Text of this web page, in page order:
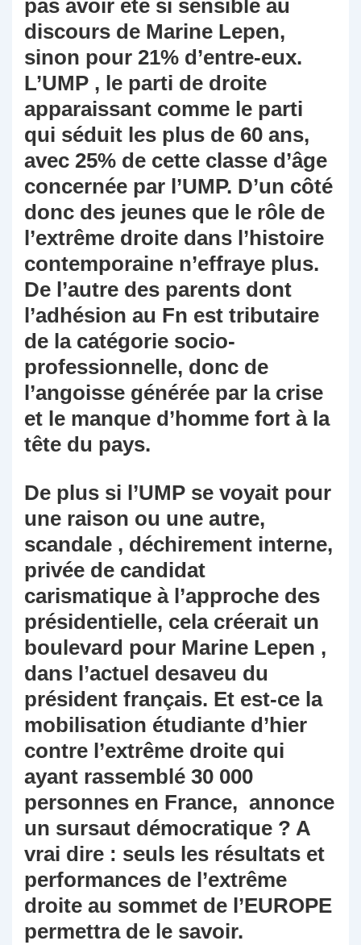
pas avoir été si sensible au
discours de Marine Lepen,
sinon pour 21% d’entre-eux.
L’UMP , le parti de droite
apparaissant comme le parti
qui séduit les plus de 60 ans,
avec 25% de cette classe d’âge
concernée par l’UMP. D’un côté
donc des jeunes que le rôle de
l’extrême droite dans l’histoire
contemporaine n’effraye plus.
De l’autre des parents dont
l’adhésion au Fn est tributaire
de la catégorie socio-
professionnelle, donc de
l’angoisse générée par la crise
et le manque d’homme fort à la
tête du pays.
De plus si l’UMP se voyait pour
une raison ou une autre,
scandale , déchirement interne,
privée de candidat
carismatique à l’approche des
présidentielle, cela créerait un
boulevard pour Marine Lepen ,
dans l’actuel desaveu du
président français. Et est-ce la
mobilisation étudiante d’hier
contre l’extrême droite qui
ayant rassemblé 30 000
personnes en France, annonce
un sursaut démocratique ? A
vrai dire : seuls les résultats et
performances de l’extrême
droite au sommet de l’EUROPE
permettra de le savoir.